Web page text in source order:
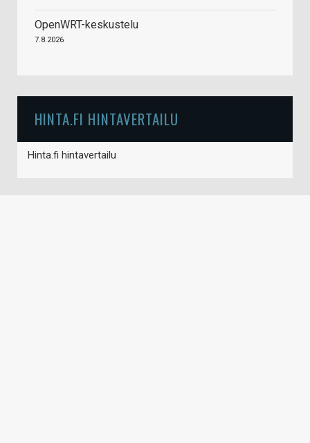
OpenWRT-keskustelu
7.8.2026
HINTA.FI HINTAVERTAILU
Hinta.fi hintavertailu